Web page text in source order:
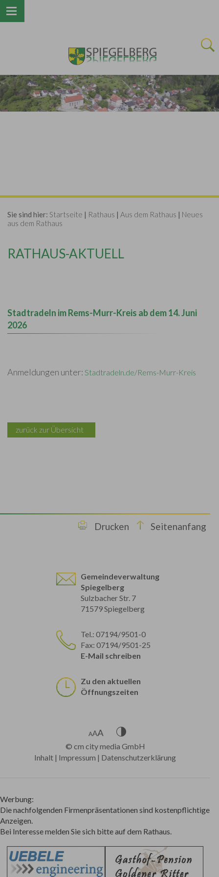
Sie sind hier: Startseite | Rathaus | Aus dem Rathaus | Neues
aus dem Rathaus
RATHAUS-AKTUELL
Stadtradeln im Rems-Murr-Kreis ab dem 14. Juni
2026
Anmeldungen unter: Stadtradeln.de/Rems-Murr-Kreis
zurück zur Übersicht
Drucken Seitenanfang
Gemeindeverwaltung
Spiegelberg
Sulzbacher Str. 7
71579 Spiegelberg
Tel.: 07194/9501-0
Fax: 07194/9501-25
E-Mail schreiben
Zu den aktuellen
Öffnungszeiten
© cm city media GmbH
Inhalt | Impressum | Datenschutzerklärung
Werbung:
Die nachfolgenden Firmenpräsentationen sind kostenpflichtige
Anzeigen.
Bei Interesse melden Sie sich bitte auf dem Rathaus.